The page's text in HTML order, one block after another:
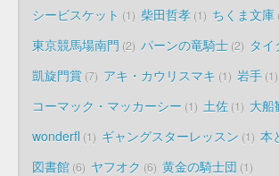
シービスケット 1 柴田哲孝 1 ちくま文庫
東京競馬場南門 2 パーンの竜騎士 2 タ
凱旋門賞 7 アキ・カウリスマキ 1 岩手 1
コーマック・マッカーシー 1 土佐 1 大船
wonderfl 1 ギャングスターレッスン 1 本
図書館 6 ヤフオク 6 黄金の騎士団 1